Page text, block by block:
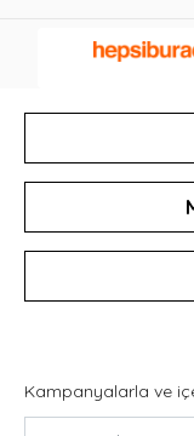
Kampanyalarla ve